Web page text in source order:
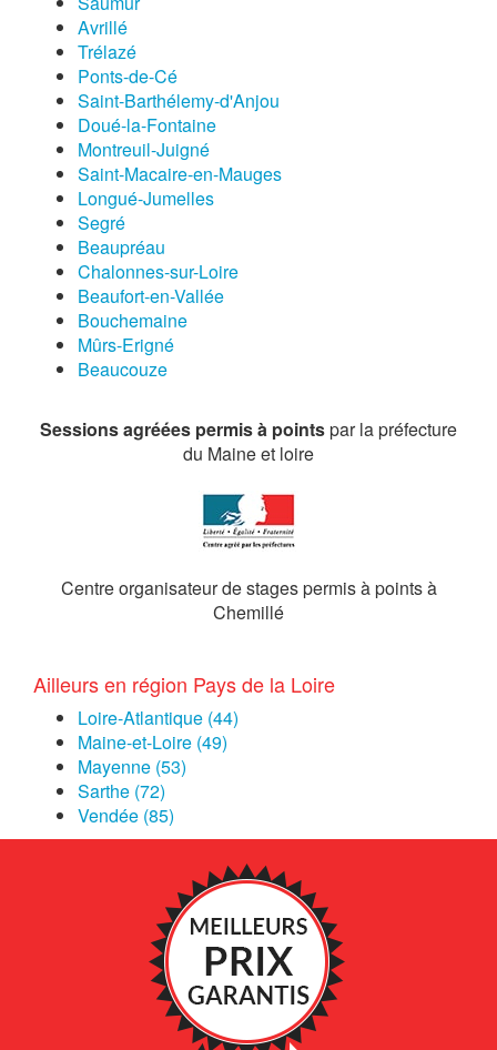
Avrillé
Trélazé
Ponts-de-Cé
Saint-Barthélemy-d'Anjou
Doué-la-Fontaine
Montreuil-Juigné
Saint-Macaire-en-Mauges
Longué-Jumelles
Segré
Beaupréau
Chalonnes-sur-Loire
Beaufort-en-Vallée
Bouchemaine
Mûrs-Erigné
Beaucouze
Sessions agréées permis à pointspar la préfecture
du Maine et loire
Centre organisateur de stages permis à points à
Chemillé
Ailleurs en région Pays de la Loire
Loire-Atlantique (44)
Maine-et-Loire (49)
Mayenne (53)
Sarthe (72)
Vendée (85)